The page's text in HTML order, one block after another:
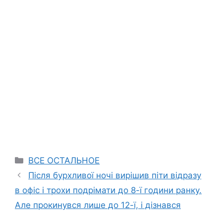
Categories
ВСЕ ОСТАЛЬНОЕ
Після бурхливої ночі вирішив піти відразу
в офіс і трохи подрімати до 8-ї години ранку.
Але прокинувся лише до 12-ї, і дізнався